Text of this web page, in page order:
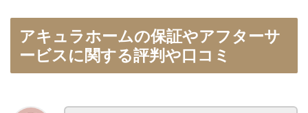
アキュラホームの保証やアフターサ
ービスに関する評判や口コミ